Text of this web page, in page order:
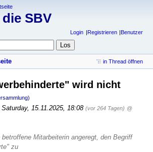
SBV
Login Registrieren Benutzer
in Thread öffnen
wird nicht
Saturday, 15.11.2025, 18:08 (vor 264 Tagen) @
Mitarbeiterin angeregt, den Begriff
zu